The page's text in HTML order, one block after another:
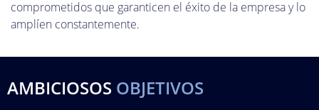
comprometidos que garanticen el éxito de la empresa y lo
amplíen constantemente.
AMBICIOSOS OBJETIVOS